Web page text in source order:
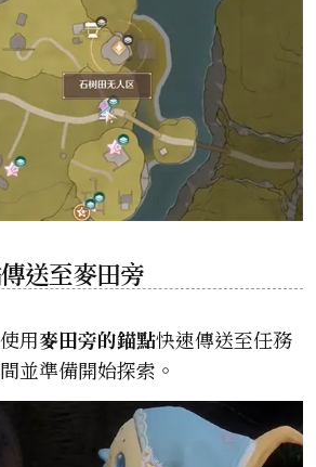
送至麥田旁
用麥田旁的錨點快速傳送至任務
並準備開始探索。